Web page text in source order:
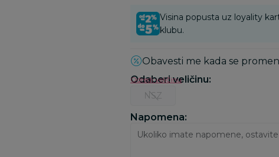
Visina popusta uz loyality
klubu.
Obavesti me kada se
Odaberi veličinu:
Odredi veličinu
NSZ
Napomena: